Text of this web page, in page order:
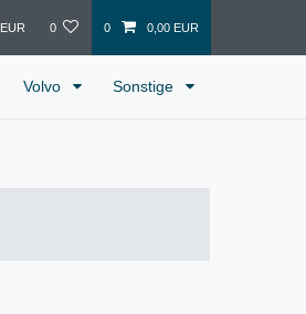
EUR 0 0 0,00 EUR
Volvo Sonstige